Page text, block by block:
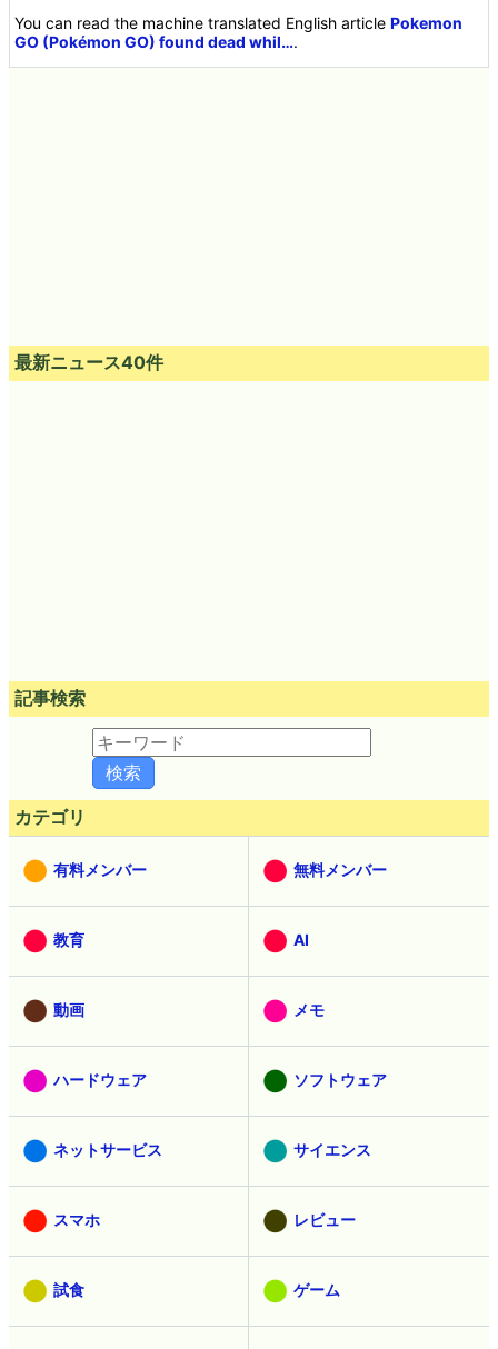
You can read the machine translated English articlePokemon
GO (Pokémon GO) found dead whil….
最新ニュース40件
記事検索
カテゴリ
有料メンバー 無料メンバー
教育 AI
動画 メモ
ハードウェア ソフトウェア
ネットサービス サイエンス
スマホ レビュー
試食 ゲーム